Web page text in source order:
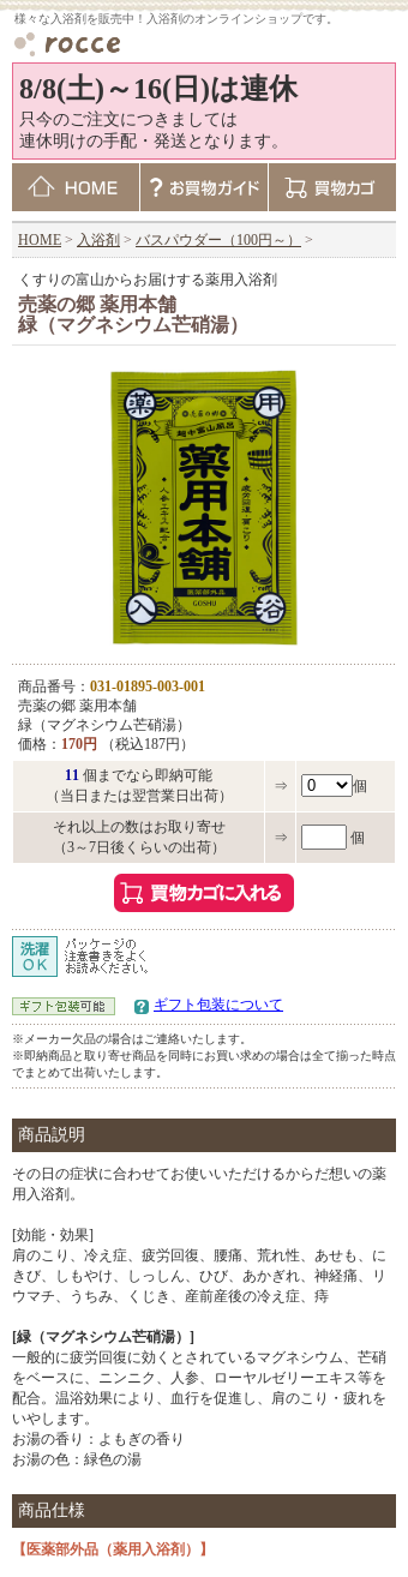
様々な入浴剤を販売中！入浴剤のオンラインショップです。
8/8(土)～16(日)は連休
只今のご注文につきましては
連休明けの手配・発送となります。
HOME > 入浴剤 > バスパウダー（100円～） >
くすりの富山からお届けする薬用入浴剤
売薬の郷 薬用本舗
緑（マグネシウム芒硝湯）
商品番号： 031-01895-003-001
売薬の郷 薬用本舗
緑（マグネシウム芒硝湯）
価格： 170円
（税込187円）
11 個までなら即納可能
（当日または翌営業日出荷）
⇒ 個
それ以上の数はお取り寄せ
（3～7日後くらいの出荷）
⇒ 個
ギフト包装について
※メーカー欠品の場合はご連絡いたします。
※即納商品と取り寄せ商品を同時にお買い求めの場合は全て揃った時点
でまとめて出荷いたします。
商品説明
その日の症状に合わせてお使いいただけるからだ想いの薬
用入浴剤。
[効能・効果]
肩のこり、冷え症、疲労回復、腰痛、荒れ性、あせも、に
きび、しもやけ、しっしん、ひび、あかぎれ、神経痛、リ
ウマチ、うちみ、くじき、産前産後の冷え症、痔
[緑（マグネシウム芒硝湯）]
一般的に疲労回復に効くとされているマグネシウム、芒硝
をベースに、ニンニク、人参、ローヤルゼリーエキス等を
配合。温浴効果により、血行を促進し、肩のこり・疲れを
いやします。
お湯の香り：よもぎの香り
お湯の色：緑色の湯
商品仕様
【医薬部外品（薬用入浴剤）】